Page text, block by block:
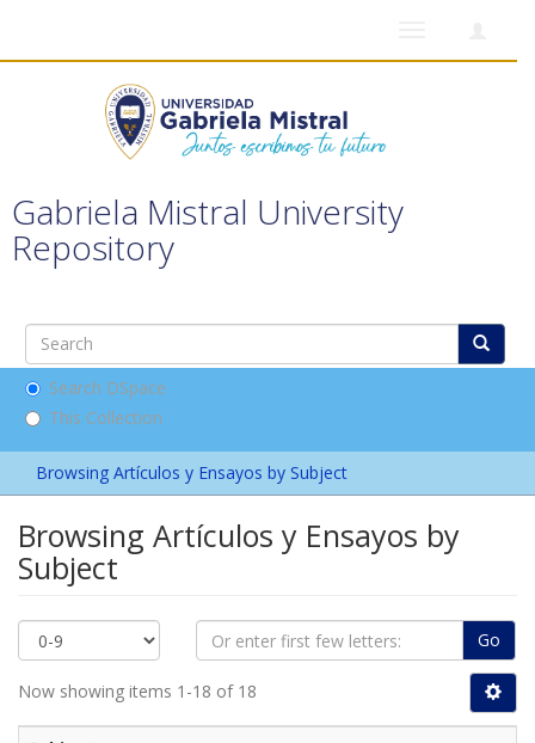
Gabriela Mistral University
Repository
Search DSpace
This Collection
Browsing Artículos y Ensayos by Subject
Browsing Artículos y Ensayos by
Subject
Go
Now showing items 1-18 of 18